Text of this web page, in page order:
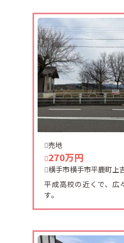
今年の冬まで、敷地内は地
雪の心配は大分軽減される物
2階建の車庫兼物置は使い勝
ます。
内覧希望の場合は居住中で
絡下さい。
2025-08-23
平城町収益物件ご契約頂き
有難うございます。
2025-07-29
十文字町上鍋倉新築戸建て
有難うございます。
有難うございます。
売地
270万円
横手市横手市平鹿町上
平成高校の近くで、広
す。